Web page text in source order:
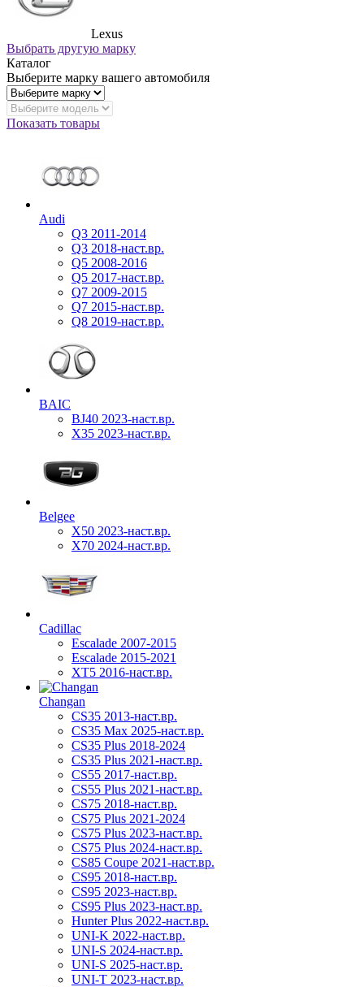
Lexus
Выбрать другую марку
Каталог
Выберите марку вашего автомобиля
Показать товары
Audi
Q3 2011-2014
Q3 2018-наст.вр.
Q5 2008-2016
Q5 2017-наст.вр.
Q7 2009-2015
Q7 2015-наст.вр.
Q8 2019-наст.вр.
BAIC
BJ40 2023-наст.вр.
X35 2023-наст.вр.
Belgee
X50 2023-наст.вр.
X70 2024-наст.вр.
Cadillac
Escalade 2007-2015
Escalade 2015-2021
XT5 2016-наст.вр.
Changan
CS35 2013-наст.вр.
CS35 Max 2025-наст.вр.
CS35 Plus 2018-2024
CS35 Plus 2021-наст.вр.
CS55 2017-наст.вр.
CS55 Plus 2021-наст.вр.
CS75 2018-наст.вр.
CS75 Plus 2021-2024
CS75 Plus 2023-наст.вр.
CS75 Plus 2024-наст.вр.
CS85 Coupe 2021-наст.вр.
CS95 2018-наст.вр.
CS95 2023-наст.вр.
CS95 Plus 2023-наст.вр.
Hunter Plus 2022-наст.вр.
UNI-K 2022-наст.вр.
UNI-S 2024-наст.вр.
UNI-S 2025-наст.вр.
UNI-T 2023-наст.вр.